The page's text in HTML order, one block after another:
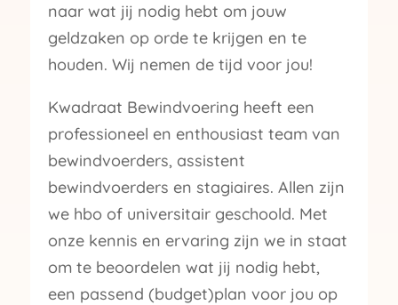
naar wat jij nodig hebt om jouw
geldzaken op orde te krijgen en te
houden. Wij nemen de tijd voor jou!
Kwadraat Bewindvoering heeft een
professioneel en enthousiast team van
bewindvoerders, assistent
bewindvoerders en stagiaires. Allen zijn
we hbo of universitair geschoold. Met
onze kennis en ervaring zijn we in staat
om te beoordelen wat jij nodig hebt,
een passend (budget)plan voor jou op